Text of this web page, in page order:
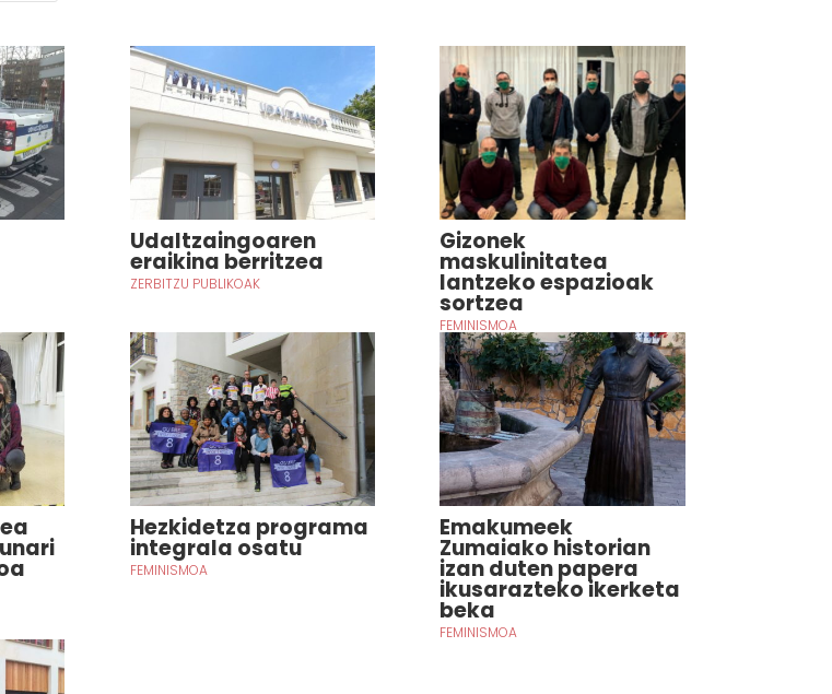
Udaltzaingoaren
eraikina berritzea
ZERBITZU PUBLIKOAK
Gizonek
maskulinitatea
lantzeko espazioak
sortzea
FEMINISMOA
Hezkidetza programa
integrala osatu
FEMINISMOA
Emakumeek
Zumaiako historian
izan duten papera
ikusarazteko ikerketa
beka
FEMINISMOA